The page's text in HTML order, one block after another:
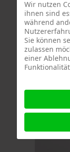
Wir nutzen
ihnen sind
während
Sie können
zulassen
einer